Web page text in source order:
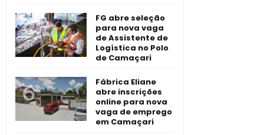
FG abre seleção
para nova vaga
de Assistente de
Logística no Polo
de Camaçari
Fábrica Eliane
abre inscrições
online para nova
vaga de emprego
em Camaçari